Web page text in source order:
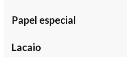
Papel especial
Lacaio